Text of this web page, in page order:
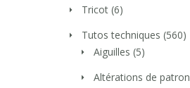
Tricot (6)
Tutos techniques (560)
Aiguilles (5)
Altérations de patron